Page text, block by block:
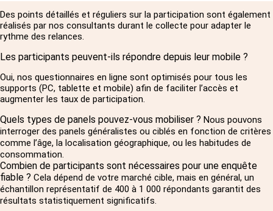
Des points détaillés et réguliers sur la participation sont également
réalisés par nos consultants durant le collecte pour adapter le
rythme des relances.
Les participants peuvent-ils répondre depuis leur mobile ?
Oui, nos questionnaires en ligne sont optimisés pour tous les
supports (PC, tablette et mobile) afin de faciliter l’accès et
augmenter les taux de participation.
Quels types de panels pouvez-vous mobiliser ? Nous pouvons
interroger des panels généralistes ou ciblés en fonction de critères
comme l’âge, la localisation géographique, ou les habitudes de
consommation.
Combien de participants sont nécessaires pour une enquête
fiable ? Cela dépend de votre marché cible, mais en général, un
échantillon représentatif de 400 à 1 000 répondants garantit des
résultats statistiquement significatifs.